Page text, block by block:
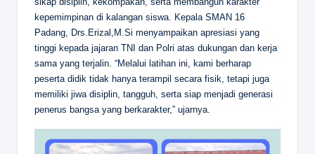
kepemimpinan di kalangan siswa. Kepala SMAN 16
Padang, Drs.Erizal,M.Si menyampaikan apresiasi yang
tinggi kepada jajaran TNI dan Polri atas dukungan dan kerja
sama yang terjalin. “Melalui latihan ini, kami berharap
peserta didik tidak hanya terampil secara fisik, tetapi juga
memiliki jiwa disiplin, tangguh, serta siap menjadi generasi
penerus bangsa yang berkarakter,” ujarnya.